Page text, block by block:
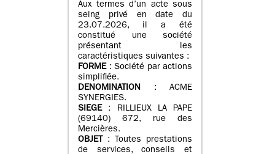
Aux termes d’un acte sous
seing privé en date du
23.07.2026, il a été
constitué une société
présentant les
caractéristiques suivantes :
FORME: Société par actions
simplifiée.
DENOMINATION : ACME
SYNERGIES.
SIEGE: RILLIEUX LA PAPE
(69140) 672, rue des
Mercières.
OBJET
: Toutes prestations
de services, conseils et